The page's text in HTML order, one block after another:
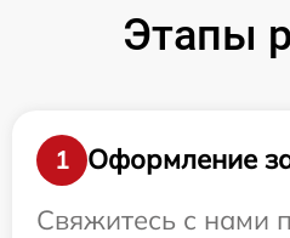
Этапы
1
Оформление
Свяжитесь с нами